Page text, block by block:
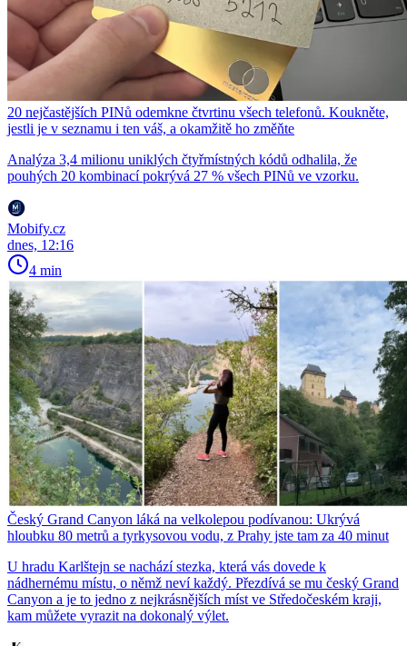
20 nejčastějších PINů odemkne čtvrtinu všech telefonů. Koukněte,
jestli je v seznamu i ten váš, a okamžitě ho změňte
Analýza 3,4 milionu uniklých čtyřmístných kódů odhalila, že
pouhých 20 kombinací pokrývá 27 % všech PINů ve vzorku.
Mobify.cz
dnes, 12:16
4 min
Český Grand Canyon láká na velkolepou podívanou: Ukrývá
hloubku 80 metrů a tyrkysovou vodu, z Prahy jste tam za 40 minut
U hradu Karlštejn se nachází stezka, která vás dovede k
nádhernému místu, o němž neví každý. Přezdívá se mu český Grand
Canyon a je to jedno z nejkrásnějších míst ve Středočeském kraji,
kam můžete vyrazit na dokonalý výlet.